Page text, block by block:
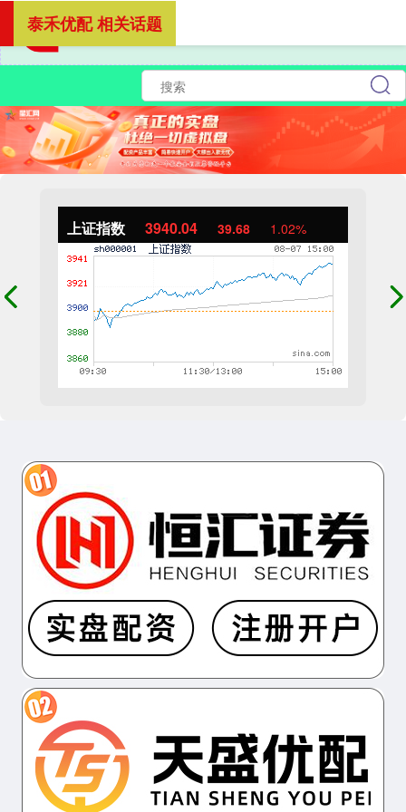
上证指数 3940.04 39.68 1.02%
泰禾优配 相关话题